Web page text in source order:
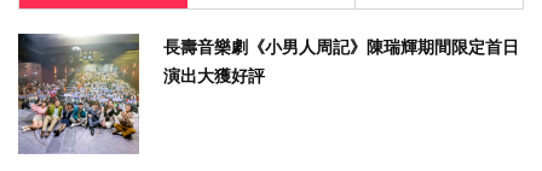
長壽音樂劇《小男人周記》陳瑞輝期間限定首日
演出大獲好評